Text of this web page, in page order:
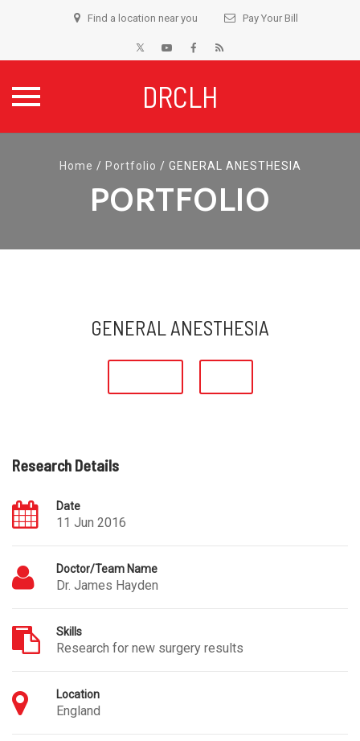
Find a location near you Pay Your Bill
DRCLH
Home / Portfolio / GENERAL ANESTHESIA
PORTFOLIO
GENERAL ANESTHESIA
Research Details
Date
11 Jun 2016
Doctor/Team Name
Dr. James Hayden
Skills
Research for new surgery results
Location
England